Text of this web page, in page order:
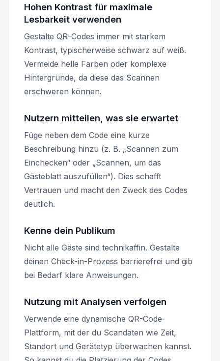
Hohen Kontrast für maximale
Lesbarkeit verwenden
Gestalte QR-Codes immer mit starkem
Kontrast, typischerweise schwarz auf weiß.
Vermeide helle Farben oder komplexe
Hintergründe, da diese das Scannen
erschweren können.
Nutzern mitteilen, was sie erwartet
Füge neben dem Code eine kurze
Beschreibung hinzu (z. B. „Scannen zum
Einchecken“ oder „Scannen, um das
Gästeblatt auszufüllen“). Dies schafft
Vertrauen und macht den Zweck des Codes
deutlich.
Kenne dein Publikum
Nicht alle Gäste sind technikaffin. Gestalte
deinen Check-in-Prozess barrierefrei und gib
bei Bedarf klare Anweisungen.
Nutzung mit Analysen verfolgen
Verwende eine dynamische QR-Code-
Plattform, mit der du Scandaten wie Zeit,
Standort und Gerätetyp überwachen kannst.